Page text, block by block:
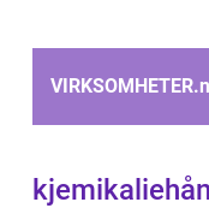
VIRKSOMHETER.